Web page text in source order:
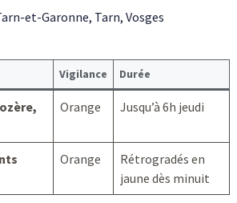
et-Garonne, Tarn, Vosges
Vigilance Durée
Orange Jusqu’à 6h jeudi
Orange
Rétrogradés en
jaune dès minuit